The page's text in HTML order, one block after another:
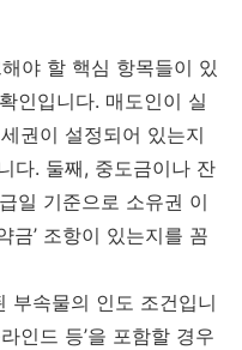
야 할 핵심 항목들이 있
인입니다. 매도인이 실
권이 설정되어 있는지
다. 둘째, 중도금이나 잔
일 기준으로 소유권 이
금’ 조항이 있는지를 꼼
부속물의 인도 조건입니
인드 등’을 포함할 경우